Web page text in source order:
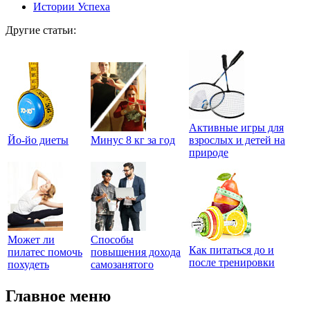
Истории Успеха
Другие статьи:
Йо-йо диеты Минус 8 кг за год
Активные игры для
взрослых и детей на
природе
Может ли
пилатес помочь
похудеть
Способы
повышения дохода
самозанятого
Как питаться до и
после тренировки
Главное меню